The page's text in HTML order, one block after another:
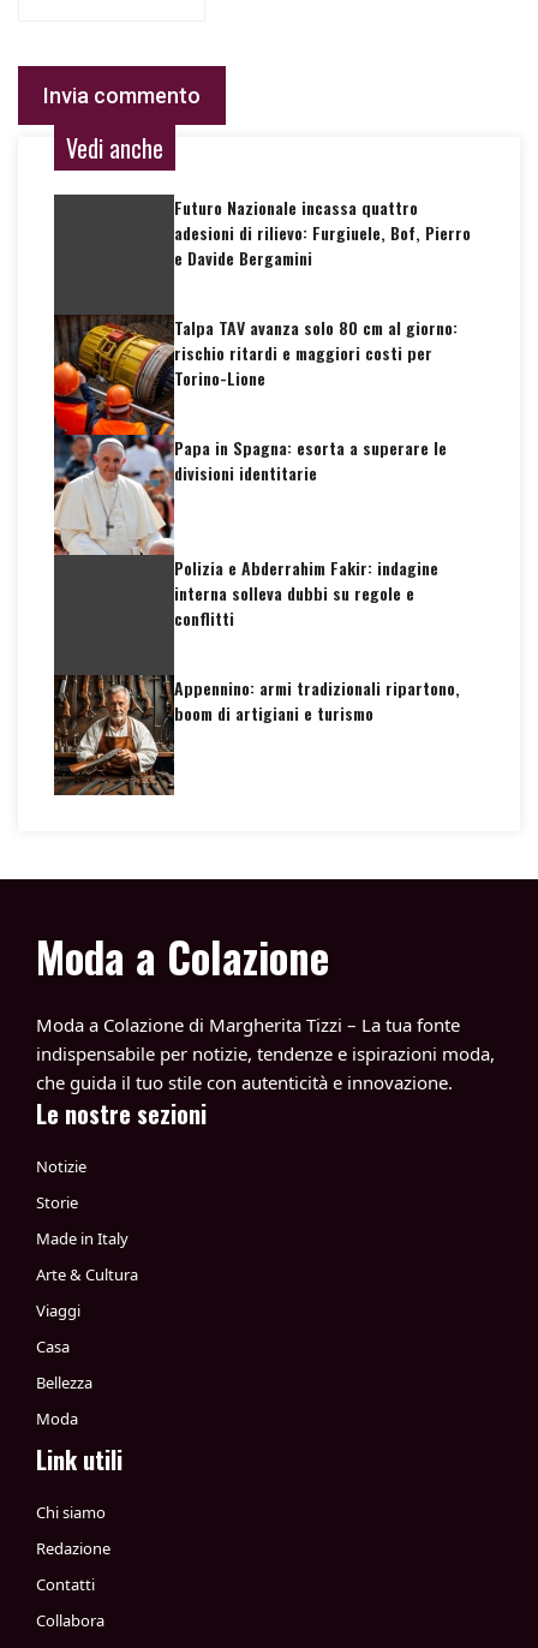
Vedi anche
Futuro Nazionale incassa quattro
adesioni di rilievo: Furgiuele, Bof, Pierro
e Davide Bergamini
Talpa TAV avanza solo 80 cm al giorno:
rischio ritardi e maggiori costi per
Torino-Lione
Papa in Spagna: esorta a superare le
divisioni identitarie
Polizia e Abderrahim Fakir: indagine
interna solleva dubbi su regole e
conflitti
Appennino: armi tradizionali ripartono,
boom di artigiani e turismo
Moda a Colazione
Moda a Colazione di Margherita Tizzi – La tua fonte
indispensabile per notizie, tendenze e ispirazioni moda,
che guida il tuo stile con autenticità e innovazione.
Le nostre sezioni
Notizie
Storie
Made in Italy
Arte & Cultura
Viaggi
Casa
Bellezza
Moda
Link utili
Chi siamo
Redazione
Contatti
Collabora